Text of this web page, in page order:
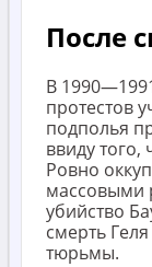
После
В
протестов
подполья
ввиду того,
Ровно
массовыми
убийство
смерть
тюрьмы.